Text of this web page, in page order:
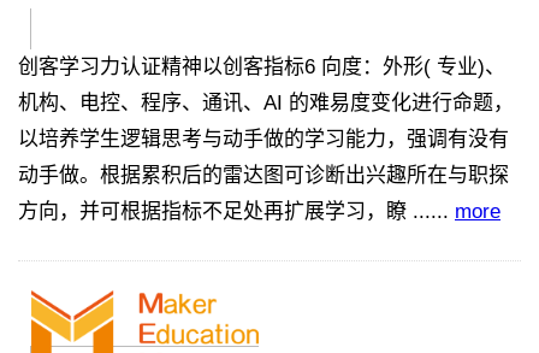
创客学习力认证精神以创客指标6 向度：外形( 专业)、
机构、电控、程序、通讯、AI 的难易度变化进行命题，
以培养学生逻辑思考与动手做的学习能力，强调有没有
动手做。根据累积后的雷达图可诊断出兴趣所在与职探
方向，并可根据指标不足处再扩展学习，瞭 ...... more